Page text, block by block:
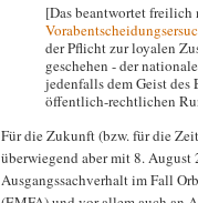
[Das beantwortet
der Pflicht zur loyalen
geschehen - der
jedenfalls dem Geist
öffentlich-rechtlichen
Für die Zukunft (bzw. für die
überwiegend aber mit 8.
Ausgangssachverhalt im Fall